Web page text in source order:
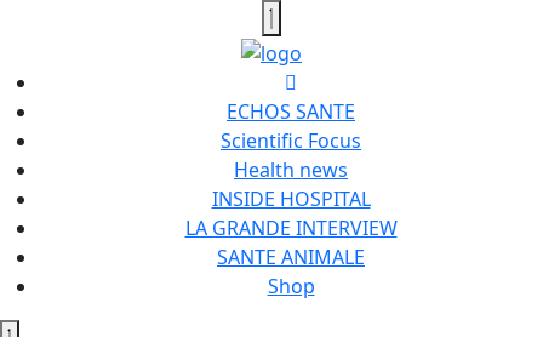
ECHOS SANTE
Scientific Focus
Health news
INSIDE HOSPITAL
LA GRANDE INTERVIEW
SANTE ANIMALE
Shop